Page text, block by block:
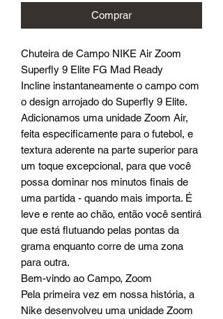
Comprar
Chuteira de Campo NIKE Air Zoom
Superfly 9 Elite FG Mad Ready
Incline instantaneamente o campo com
o design arrojado do Superfly 9 Elite.
Adicionamos uma unidade Zoom Air,
feita especificamente para o futebol, e
textura aderente na parte superior para
um toque excepcional, para que você
possa dominar nos minutos finais de
uma partida - quando mais importa. É
leve e rente ao chão, então você sentirá
que está flutuando pelas pontas da
grama enquanto corre de uma zona
para outra.
Bem-vindo ao Campo, Zoom
Pela primeira vez em nossa história, a
Nike desenvolveu uma unidade Zoom